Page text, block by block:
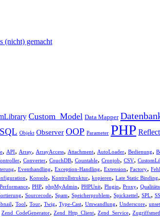
(nicht) gemacht
Custom_Model Data Mapper
Objekt Observer OOP Parameter PHP
, API, Array, ArrayAccess, Attachment, AutoLoader, Bedienung,
, Converter, CouchDB, Countable, Cronjob, CSV,
, Eventhandling, Exception-Handling, Extension, Factory,
, Konsole, Kontrollstruktur, kopieren, Late Static Binding,
Performance, PHP, phpMyAdmin, PHPUnit, Plugin, Proxy,
, Sourcecode, Spam, Speicherproblem, Spickzettel, SPL,
, Tool, Tour, Twig, Type-Cast, Umwandlung, Underscore, unset
Zend_CodeGenerator, Zend_Http_Client, Zend_Service,